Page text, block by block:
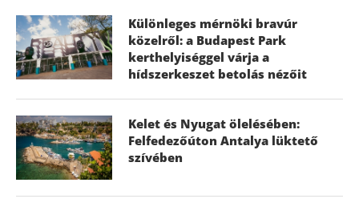
Különleges mérnöki bravúr
közelről: a Budapest Park
kerthelyiséggel várja a
hídszerkeszet betolás nézőit
Kelet és Nyugat ölelésében:
Felfedezőúton Antalya lüktető
szívében